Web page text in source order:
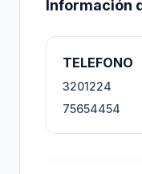
Información
TELEFONO
3201224
75654454